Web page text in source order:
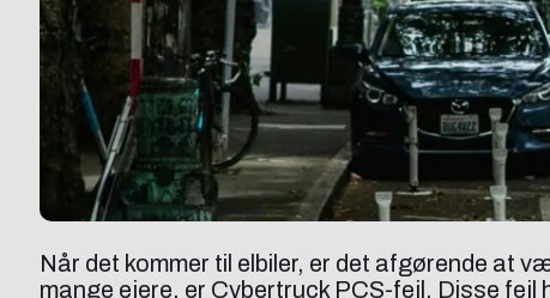
Når det kommer til elbiler, er det afgørende at
mange ejere, er Cybertruck PCS-fejl. Disse